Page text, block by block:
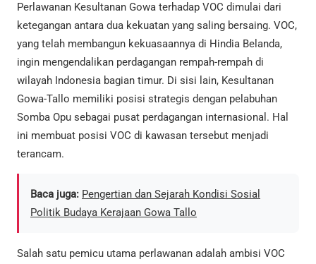
Perlawanan Kesultanan Gowa terhadap VOC dimulai dari
ketegangan antara dua kekuatan yang saling bersaing. VOC,
yang telah membangun kekuasaannya di Hindia Belanda,
ingin mengendalikan perdagangan rempah-rempah di
wilayah Indonesia bagian timur. Di sisi lain, Kesultanan
Gowa-Tallo memiliki posisi strategis dengan pelabuhan
Somba Opu sebagai pusat perdagangan internasional. Hal
ini membuat posisi VOC di kawasan tersebut menjadi
terancam.
Baca juga: Pengertian dan Sejarah Kondisi Sosial
Politik Budaya Kerajaan Gowa Tallo
Salah satu pemicu utama perlawanan adalah ambisi VOC